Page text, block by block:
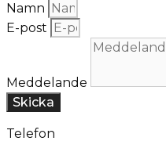
Namn
E-post
Meddelande
Skicka
Telefon